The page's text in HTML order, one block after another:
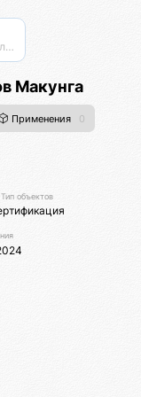
Серверная технология
Макунга
Применения 0
Тип объектов